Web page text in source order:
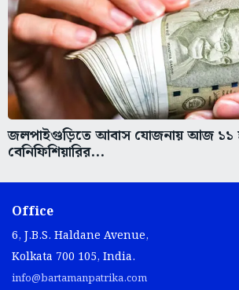
জলপাইগুড়িতে আবাস যোজনায় আজ ১১
বেনিফিশিয়ারির...
Office
6, J.B.S. Haldane Avenue,
Kolkata 700 105, India.
info@bartamanpatrika.com